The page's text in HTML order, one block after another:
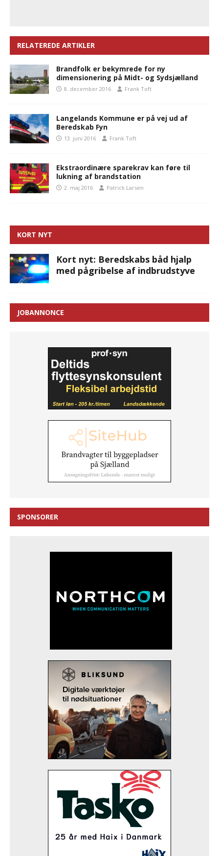
RELATEREDE ARTIKLER
Brandfolk er bekymrede for ny
dimensionering på Midt- og Sydsjælland
8. december 2016 Frank Toft
Langelands Kommune er på vej ud af
Beredskab Fyn
13. juni 2016 Frank Toft
Ekstraordinære sparekrav kan føre til
lukning af brandstation
2. maj 2016 Patrick Larsen
KORT NYT
Kort nyt: Beredskabs båd hjalp
med pågribelse af indbrudstyve
JOBANNONCE
SPONSORER